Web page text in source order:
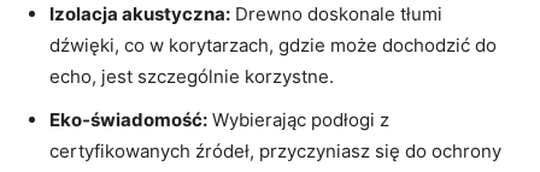
Izolacja akustyczna: Drewno doskonale tłumi
dźwięki, co w korytarzach, gdzie może dochodzić do
echo, jest​ szczególnie⁣ korzystne.
Eko-świadomość: Wybierając podłogi z
certyfikowanych źródeł, przyczyniasz się do‍ ochrony